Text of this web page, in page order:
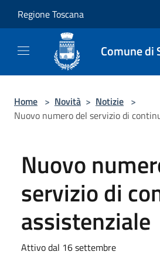
Regione Toscana
Comune di
Home > Novità > Notizie >
Nuovo numero del servizio di
Nuovo
servizio di
assistenziale
Attivo dal 16 settembre